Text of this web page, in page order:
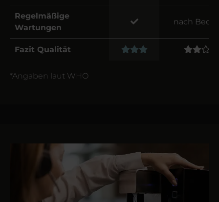
Regelmäßige
Wartungen
nach
Fazit Qualität
*Angaben laut WHO